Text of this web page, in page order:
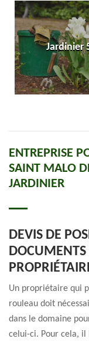
Jardinier
ENTREPRISE
SAINT MALO
JARDINIER
DEVIS DE
DOCUMENTS
Un propriétaire qui
rouleau doit
dans le domaine
celui-ci. Pour cela, il